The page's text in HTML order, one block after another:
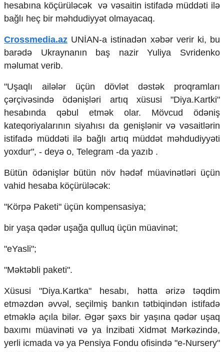
Foto
Video
Podcast
Humanitar
Mədəniyyət
Diaspor
Yüksəliş hekayəsi
Mədəniyyətimizin Zəfəri
Zəfər Diasporu
Səhiyyə
Ailə və uşaq
İqtisadiyyat
İqtisadi xəbərlər
Energetika
Neft-qaz
Əmək və sosial siyasət
Kənd təsərrüfatı
Telekommunikasiya və nəqliyyat
Cəmiyyət
Crossmedia.az - 1 yaş
Siyasət
Məhkəmə və hüquq
Ekologiya
hesabına köçürüləcək və vəsaitin istifadə müddəti ilə
bağlı heç bir məhdudiyyət olmayacaq.
Crossmedia.az UNİAN-a istinadən xəbər verir ki, bu
barədə Ukraynanın baş nazir Yuliya Svridenko
məlumat verib.
"Uşaqlı ailələr üçün dövlət dəstək proqramları
çərçivəsində ödənişləri artıq xüsusi "Diya.Kartki"
hesabında qəbul etmək olar. Mövcud ödəniş
kateqoriyalarının siyahısı da genişlənir və vəsaitlərin
istifadə müddəti ilə bağlı artıq müddət məhdudiyyəti
yoxdur", - deyə o, Telegram -da yazıb .
Bütün ödənişlər bütün növ hədəf müavinətləri üçün
vahid hesaba köçürüləcək:
"Körpə Paketi" üçün kompensasiya;
bir yaşa qədər uşağa qulluq üçün müavinət;
"eYasli";
"Məktəbli paketi".
Xüsusi "Diya.Kartka" hesabı, hətta ərizə təqdim
etməzdən əvvəl, seçilmiş bankın tətbiqindən istifadə
etməklə açıla bilər. Əgər şəxs bir yaşına qədər uşaq
baxımı müavinəti və ya İnzibati Xidmət Mərkəzində,
yerli icmada və ya Pensiya Fondu ofisində "e-Nursery"